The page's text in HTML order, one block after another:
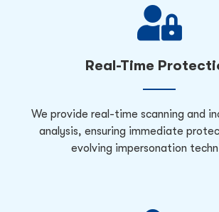
Real-Time
We provide real-time scanning and
analysis, ensuring immediate
evolving impersonation